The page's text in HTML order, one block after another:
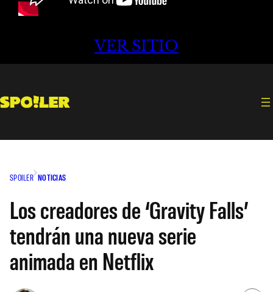
VER SITIO
SPOILER NOTICIAS
Los creadores de ‘Gravity Falls’
tendrán una nueva serie
animada en Netflix